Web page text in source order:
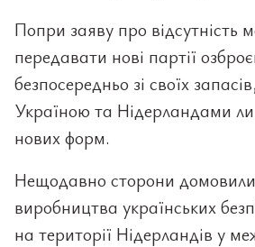
Попри заяву про відсутність
передавати нові партії
безпосередньо зі своїх
Україною та Нідерландами
нових форм.
Нещодавно сторони
виробництва українських
на території Нідерландів у